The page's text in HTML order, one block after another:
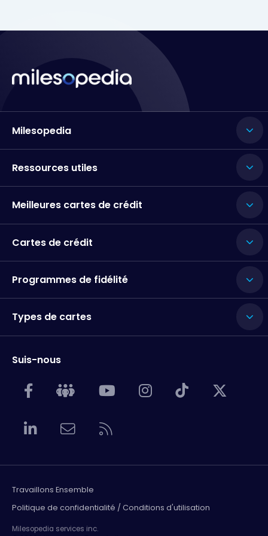
Milesopedia
Ressources utiles
Meilleures cartes de crédit
Cartes de crédit
Programmes de fidélité
Types de cartes
Suis-nous
Travaillons Ensemble
Politique de confidentialité / Conditions d'utilisation
Milesopedia services inc.